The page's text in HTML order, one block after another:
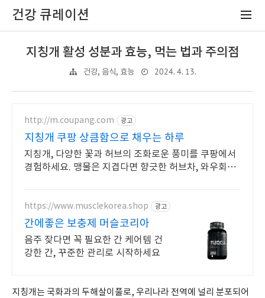
건강 큐레이션
지칭개 활성 성분과 효능, 먹는 법과 주의점
건강, 음식, 효능 2024. 4. 13.
http://m.coupang.com 광고
지칭개 쿠팡 상큼함으로 채우는 하루
지칭개, 다양한 꽃과 허브의 조화로운 풍미를 쿠팡에서
경험하세요. 맹물은 지겹다면 향긋한 허브차, 와우회원
https://www.musclekorea.shop 광고
간에좋은 보충제 머슬코리아
음주 잦다면 꼭 필요한 간 케어템 건
강한 간, 꾸준한 관리로 시작하세요
지칭개는 국화과의 두해살이풀로, 우리나라 전역에 널리 분포되어